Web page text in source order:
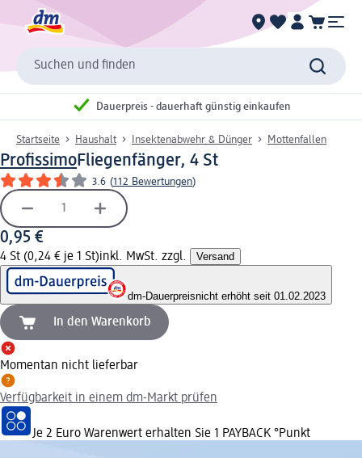
Suchen und finden
Dauerpreis - dauerhaft günstig einkaufen
Startseite Haushalt Insektenabwehr & Dünger Mottenfallen
ProfissimoFliegenfänger, 4 St
3.6 (112 Bewertungen)
0,95 €
4 St (0,24 € je 1 St)inkl. MwSt. zzgl. Versand
dm-Dauerpreisnicht erhöht seit 01.02.2023
In den Warenkorb
Momentan nicht lieferbar
Verfügbarkeit in einem dm-Markt prüfen
Je 2 Euro Warenwert erhalten Sie 1 PAYBACK °Punkt